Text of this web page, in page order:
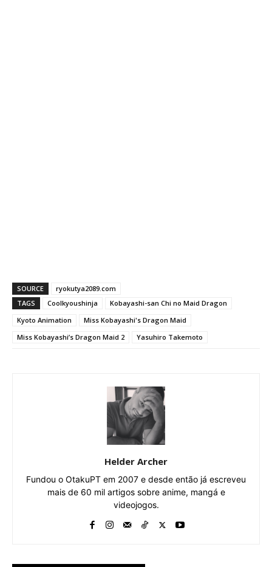
SOURCE
ryokutya2089.com
TAGS
Coolkyoushinja
Kobayashi-san Chi no Maid Dragon
Kyoto Animation
Miss Kobayashi's Dragon Maid
Miss Kobayashi’s Dragon Maid 2
Yasuhiro Takemoto
Helder Archer
Fundou o OtakuPT em 2007 e desde então já escreveu
mais de 60 mil artigos sobre anime, mangá e
videojogos.